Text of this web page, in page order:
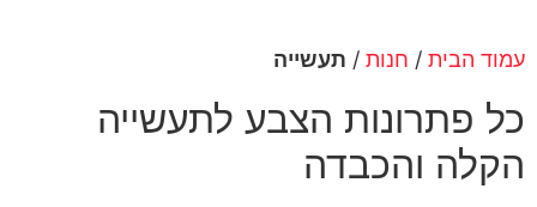
עמוד הבית / חנות / תעשייה
כל פתרונות הצבע לתעשייה
הקלה והכבדה